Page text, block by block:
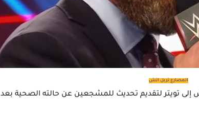
المصارع تربل اتش
العالم 14 مرة تربل اتش إلى تويتر لتقديم تحديث للمشجعين عن حالته الصحية بعد